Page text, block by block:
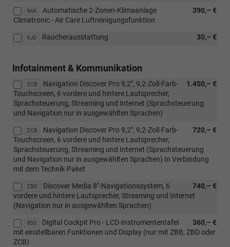
9AK 390,– €
Automatische 2-Zonen-Klimaanlage
Climatronic - Air Care Luftreinigungsfunktion
9JD 30,– €
Raucherausstattung
Infotainment & Kommunikation
ZCB 1.450,– €
Navigation Discover Pro 9,2", 9,2-Zoll-Farb-
Touchscreen, 6 vordere und hintere Lautsprecher,
Sprachsteuerung, Streaming und Internet (Sprachsteuerung
und Navigation nur in ausgewählten Sprachen)
ZCB 720,– €
Navigation Discover Pro 9,2", 9,2-Zoll-Farb-
Touchscreen, 6 vordere und hintere Lautsprecher,
Sprachsteuerung, Streaming und Internet (Sprachsteuerung
und Navigation nur in ausgewählten Sprachen) In Verbindung
mit dem Technik-Paket
ZBD 740,– €
Discover Media 8"-Navigationssystem, 6
vordere und hintere Lautsprecher, Streaming und Internet
(Navigation nur in ausgewählten Sprachen)
9S0 360,– €
Digital Cockpit Pro - LCD-Instrumententafel
mit einstellbaren Funktionen und Display (nur mit ZBB, ZBD oder
ZCB)